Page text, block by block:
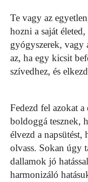
Te vagy az
hozni a saját
gyógyszerek, vagy
az, ha egy kicsit
szívedhez, és
Fedezd fel azokat
boldoggá tesznek,
élvezd a napsütést,
olvass. Sokan úgy
dallamok jó
harmonizáló